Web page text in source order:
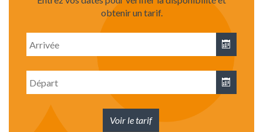
obtenir un tarif.
Voir le tarif